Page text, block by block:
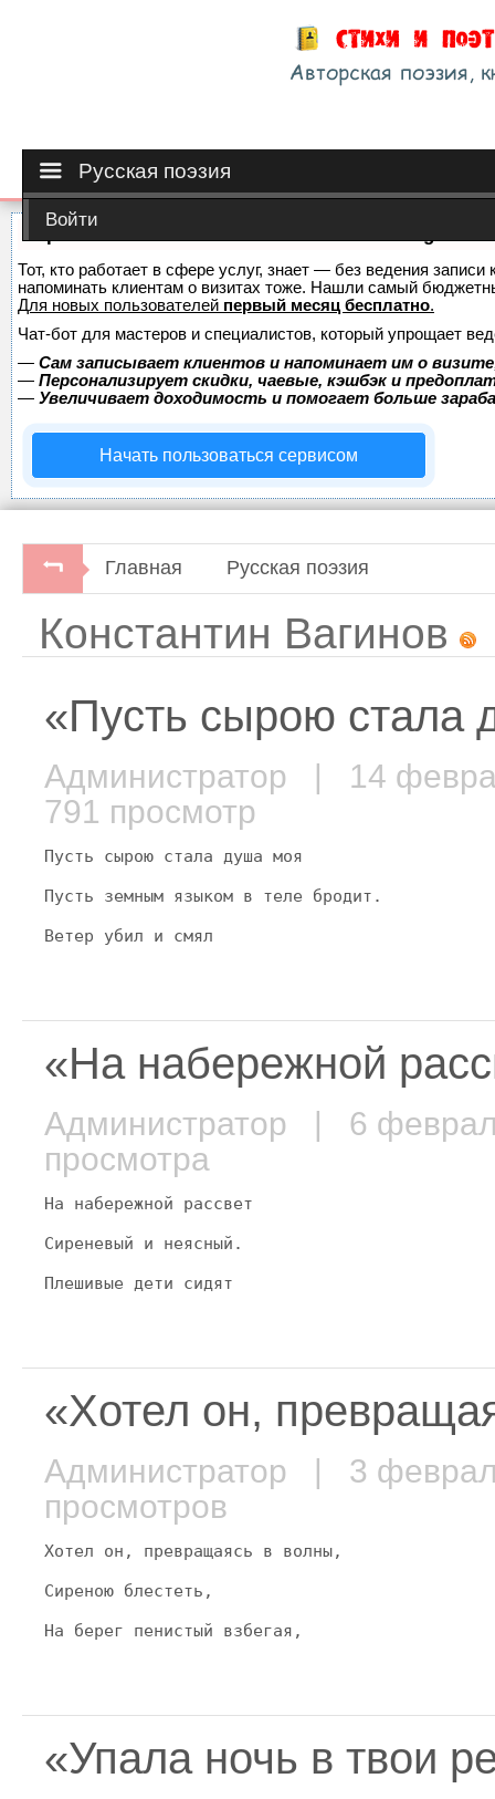
Русская поэзия
Войти
Тот, кто работает в сфере услуг, знает — без ведения
напоминать клиентам о визитах тоже. Нашли самый
Для новых пользователей первый месяц бесплатно.
Чат-бот для мастеров и специалистов, который упрощает
— Сам записывает клиентов и напоминает им о
— Персонализирует скидки, чаевые, кэшбэк и
— Увеличивает доходимость и помогает больше
Начать пользоваться сервисом
Главная Русская поэзия
Константин Вагинов
«Пусть сырою
Администратор | 14
791 просмотр
Пусть сырою стала душа моя
Пусть земным языком в теле бродит.
Ветер убил и смял
«На набережной
Администратор | 6
просмотра
На набережной рассвет
Сиреневый и неясный.
Плешивые дети сидят
«Хотел он,
Администратор | 3
просмотров
Хотел он, превращаясь в волны,
Сиреною блестеть,
На берег пенистый взбегая,
«Упала ночь в твои